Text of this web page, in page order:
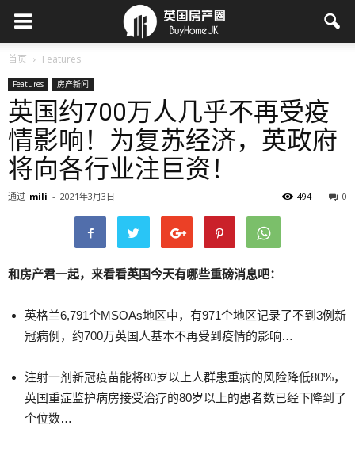
首页 Features
Features 房产新闻
英国约700万人几乎不再受疫
情影响！为复苏经济，英政府
将向各行业注巨资！
通过 mili - 2021年3月3日 0
494
和房产君一起，来看看英国今天有哪些重磅消息吧：
英格兰6,791个MSOAs地区中，有971个地区记录了不到3例新
冠病例，约700万英国人基本不再受到疫情的影响…
注射一剂新冠疫苗能将80岁以上人群患重病的风险降低80%，
英国重症监护病房接受治疗的80岁以上的患者数已经下降到了
个位数…